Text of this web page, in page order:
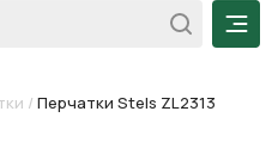
/ Перчатки Stels ZL2313